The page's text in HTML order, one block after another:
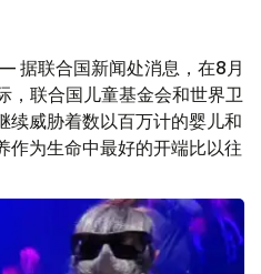
据联合国新闻处消息，在8月
，联合国儿童基金会和世界卫
续威胁着数以百万计的婴儿和
作为生命中最好的开端比以往